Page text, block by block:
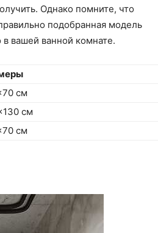
Однако помните, что
подобранная модель
вашей ванной комнате.
см
см
см